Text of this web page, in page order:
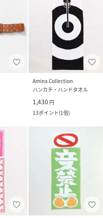
Amina Collection
ハンカチ・ハンドタオル
1,430 円
13ポイント(1倍)